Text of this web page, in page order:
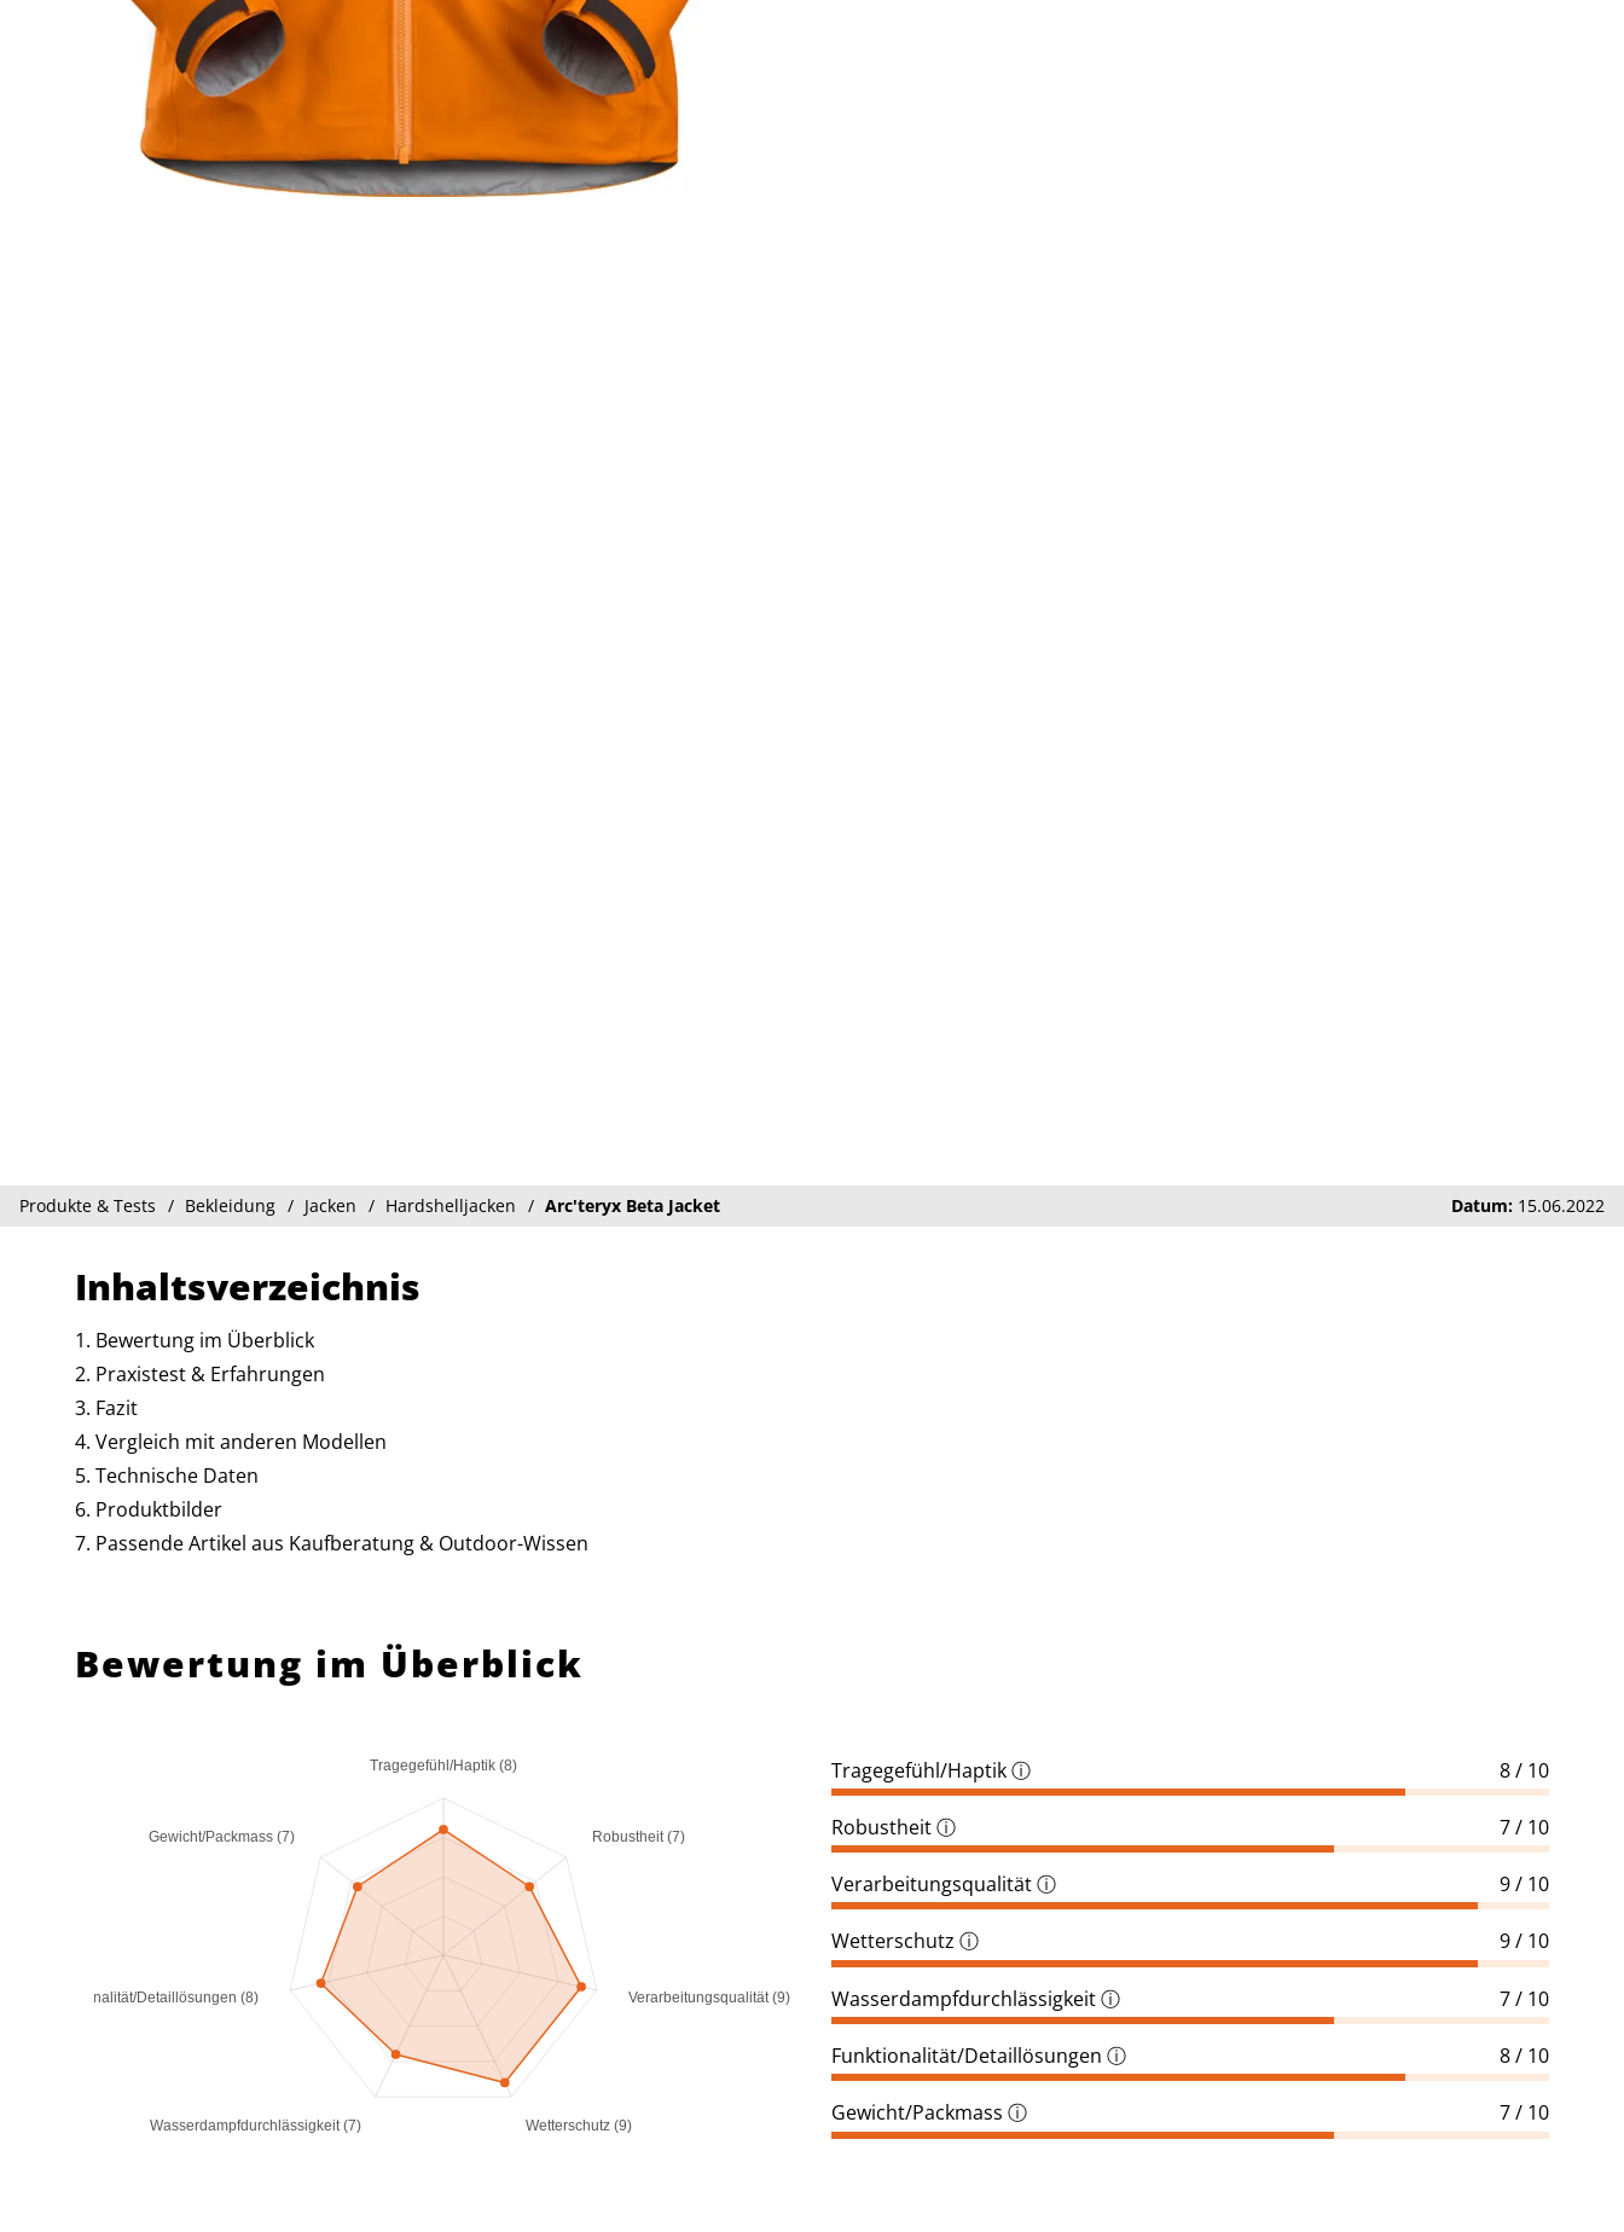
Produkte & Tests Bekleidung Jacken Hardshelljacken Arc'teryx Beta Jacket Datum: 15.06.2022
Inhaltsverzeichnis
Bewertung im Überblick
Praxistest & Erfahrungen
Fazit
Vergleich mit anderen Modellen
Technische Daten
Produktbilder
Passende Artikel aus Kaufberatung & Outdoor-Wissen
Bewertung im Überblick
Tragegefühl/Haptik (8)
Robustheit (7)
Verarbeitungsqualität (9)
Wetterschutz (9)
Wasserdampfdurchlässigkeit (7)
Funktionalität/Detaillösungen (8)
Gewicht/Packmass (7)
Tragegefühl/Haptikⓘ 8 / 10
Robustheitⓘ 7 / 10
Verarbeitungsqualitätⓘ 9 / 10
Wetterschutz ⓘ 9 / 10
Wasserdampfdurchlässigkeitⓘ 7 / 10
Funktionalität/Detaillösungen ⓘ 8 / 10
Gewicht/Packmass ⓘ 7 / 10